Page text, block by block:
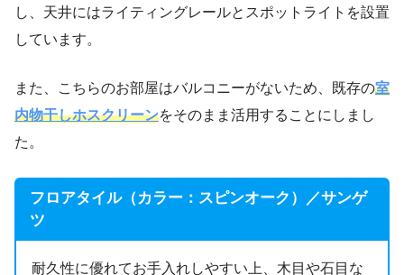
し、天井にはライティングレールとスポットライトを設置
しています。
また、こちらのお部屋はバルコニーがないため、既存の室
内物干しホスクリーンをそのまま活用することにしまし
た。
フロアタイル（カラー：スピンオーク）／サンゲ
ツ
耐久性に優れてお手入れしやすい上、木目や石目な